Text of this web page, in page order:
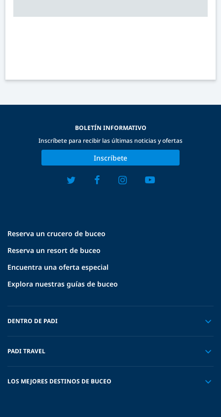
Reserva un crucero de buceo
Reserva un resort de buceo
Encuentra una oferta especial
Explora nuestras guías de buceo
DENTRO DE PADI
PADI TRAVEL
LOS MEJORES DESTINOS DE BUCEO
BOLETÍN INFORMATIVO
Inscríbete para recibir las últimas noticias y ofertas
Inscríbete